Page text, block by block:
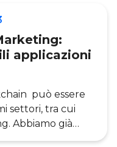
questa
significative
della privacy
a queste
entrato in
un
di riveder
applicazioni
può essere
settori, tra cui
Abbiamo già
cosa si intende